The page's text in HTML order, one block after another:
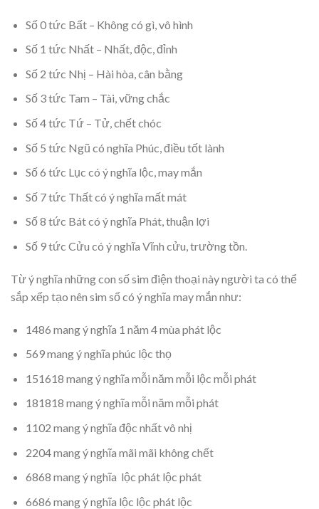
Số 0 tức Bất – Không có gì, vô hình
Số 1 tức Nhất – Nhất, độc, đỉnh
Số 2 tức Nhị – Hài hòa, cân bằng
Số 3 tức Tam – Tài, vững chắc
Số 4 tức Tứ – Tử, chết chóc
Số 5 tức Ngũ có nghĩa Phúc, điều tốt lành
Số 6 tức Lục có ý nghĩa lộc, may mắn
Số 7 tức Thất có ý nghĩa mất mát
Số 8 tức Bát có ý nghĩa Phát, thuận lợi
Số 9 tức Cửu có ý nghĩa Vĩnh cửu, trường tồn.
Từ ý nghĩa những con số sim điện thoại này người ta có thể
sắp xếp tạo nên sim số có ý nghĩa may mắn như:
1486 mang ý nghĩa 1 năm 4 mùa phát lộc
569 mang ý nghĩa phúc lộc thọ
151618 mang ý nghĩa mỗi năm mỗi lộc mỗi phát
181818 mang ý nghĩa mỗi năm mỗi phát
1102 mang ý nghĩa độc nhất vô nhị
2204 mang ý nghĩa mãi mãi không chết
6868 mang ý nghĩa lộc phát lộc phát
6686 mang ý nghĩa lộc lộc phát lộc